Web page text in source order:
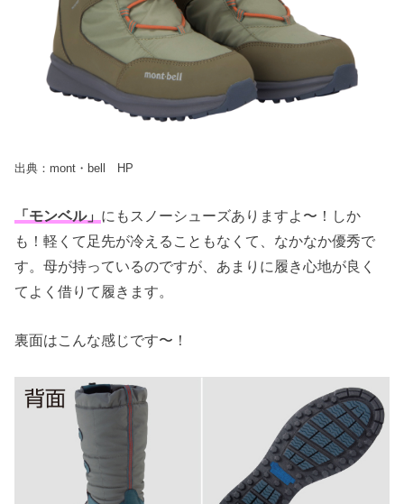
出典：mont・bell HP
「モンベル」 にもスノーシューズありますよ〜！しか
も！軽くて足先が冷えることもなくて、なかなか優秀で
す。母が持っているのですが、あまりに履き心地が良く
てよく借りて履きます。
裏面はこんな感じです〜！